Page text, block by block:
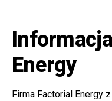
Energy
Firma Factorial Energy